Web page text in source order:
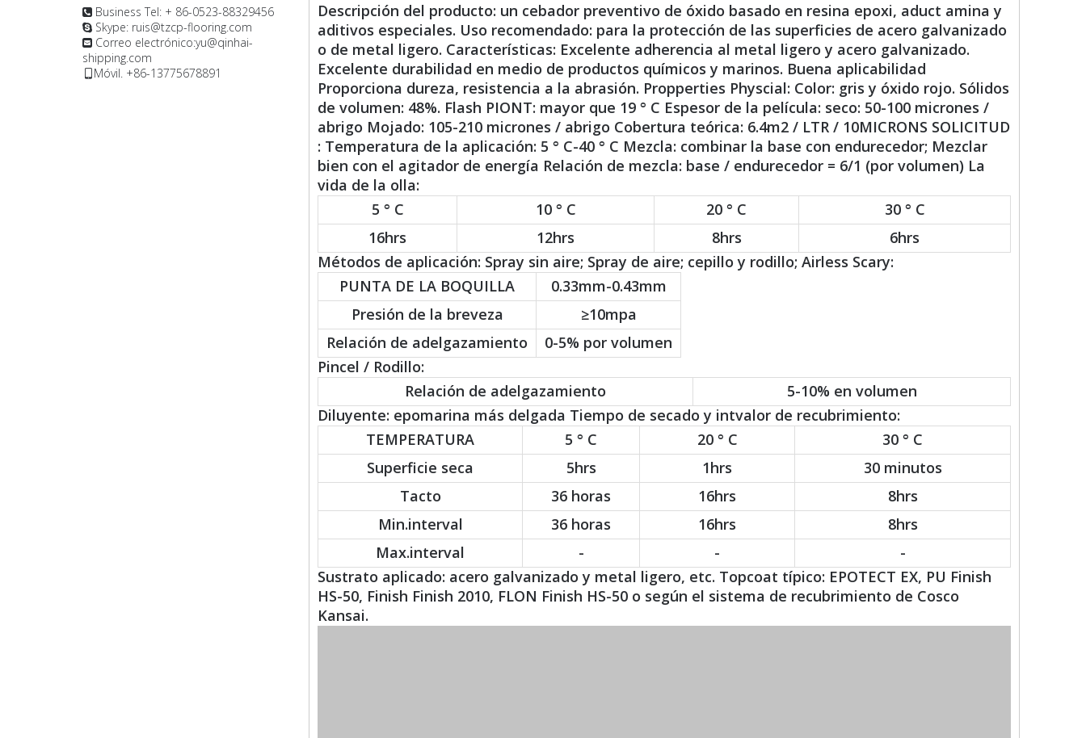
 Business Tel: + 86-0523-88329456
 Skype: ruis@tzcp-flooring.com
 Correo electrónico:yu@qinhai-
shipping.com
Móvil. +86-13775678891
Descripción del producto: un cebador preventivo de óxido basado en resina epoxi, aduct amina y
aditivos especiales. Uso recomendado: para la protección de las superficies de acero galvanizado
o de metal ligero. Características: Excelente adherencia al metal ligero y acero galvanizado.
Excelente durabilidad en medio de productos químicos y marinos. Buena aplicabilidad
Proporciona dureza, resistencia a la abrasión. Propperties Physcial: Color: gris y óxido rojo. Sólidos
de volumen: 48%. Flash PIONT: mayor que 19 ° C Espesor de la película: seco: 50-100 micrones /
abrigo Mojado: 105-210 micrones / abrigo Cobertura teórica: 6.4m2 / LTR / 10MICRONS SOLICITUD
: Temperatura de la aplicación: 5 ° C-40 ° C Mezcla: combinar la base con endurecedor; Mezclar
bien con el agitador de energía Relación de mezcla: base / endurecedor = 6/1 (por volumen) La
vida de la olla:
5 ° C
10 ° C 20 ° C
30 ° C
16hrs
12hrs 8hrs
6hrs
Métodos de aplicación: Spray sin aire; Spray de aire; cepillo y rodillo; Airless Scary:
PUNTA DE LA BOQUILLA
0.33mm-0.43mm
Presión de la breveza
≥10mpa
Relación de adelgazamiento
0-5% por volumen
Pincel / Rodillo:
Relación de adelgazamiento
5-10% en volumen
Diluyente: epomarina más delgada Tiempo de secado y intvalor de recubrimiento:
TEMPERATURA
5 ° C 20 ° C
30 ° C
Superficie seca
5hrs 1hrs
30 minutos
Tacto
36 horas 16hrs
8hrs
Min.interval
36 horas 16hrs
8hrs
Max.interval
- -
-
Sustrato aplicado: acero galvanizado y metal ligero, etc. Topcoat típico: EPOTECT EX, PU Finish
HS-50, Finish Finish 2010, FLON Finish HS-50 o según el sistema de recubrimiento de Cosco
Kansai.